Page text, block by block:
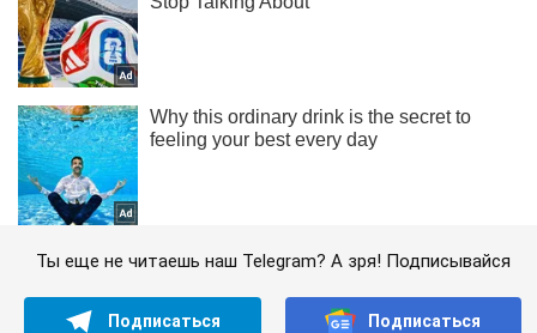
Ты еще не читаешь наш Telegram? А зря! Подписывайся
Подписаться Подписаться